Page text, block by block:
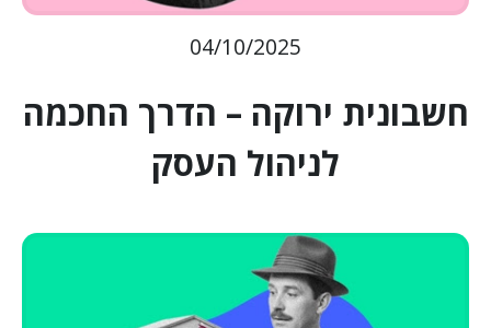
04/10/2025
חשבונית ירוקה – הדרך החכמה
לניהול העסק